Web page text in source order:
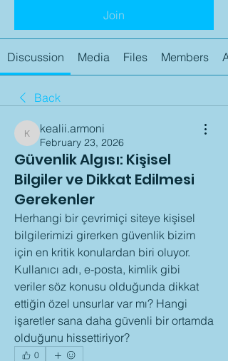
Join
Discussion Media Files Members
Back
kealii.armoni
kealii.armoni
February 23, 2026
Güvenlik Algısı: Kişisel
Bilgiler ve Dikkat Edilmesi
Gerekenler
Herhangi bir çevrimiçi siteye kişisel
bilgilerimizi girerken güvenlik bizim
için en kritik konulardan biri oluyor.
Kullanıcı adı, e-posta, kimlik gibi
veriler söz konusu olduğunda dikkat
ettiğin özel unsurlar var mı? Hangi
işaretler sana daha güvenli bir ortamda
olduğunu hissettiriyor?
0